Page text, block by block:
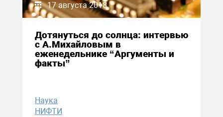
17 августа 2018
Дотянуться до солнца: интервью
с А.Михайловым в
еженедельнике “Аргументы и
факты”
Наука
НИФТИ